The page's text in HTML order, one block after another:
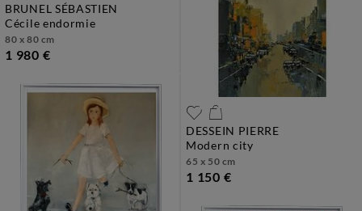
DESSEIN PIERRE
modern city
65 x 50 cm
1 150 €
BRUNEL SÉBASTIEN
cécile endormie
80 x 80 cm
1 980 €